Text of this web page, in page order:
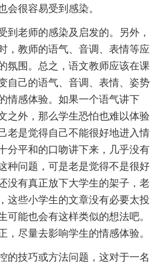
会很容易受到感染。
到老师的感染及启发的。另外，
，教师的语气、音调、表情等应
氛围。总之，语文教师应该在课
自己的语气、音调、表情、姿势
情感体验。如果一个语气讲下
之外，那么学生恐怕也难以体验
老是觉得自己不能很好地进入情
分平和的口吻讲下来，几乎没有
种问题，可是老是觉得不是很好
没有真正放下大学生的架子，老
这些小学生的文章没有必要太投
可能也会有这样类似的想法吧。
，尽量去影响学生的情感体验。
的技巧或方法问题，这对于一名